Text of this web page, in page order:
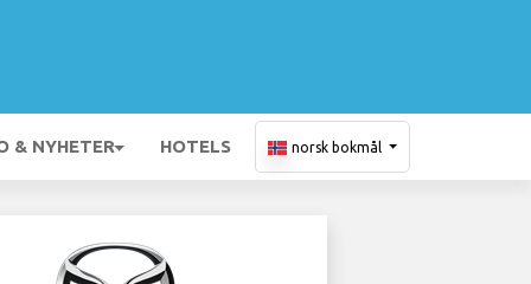
& NYHETER HOTELS norsk bokmål